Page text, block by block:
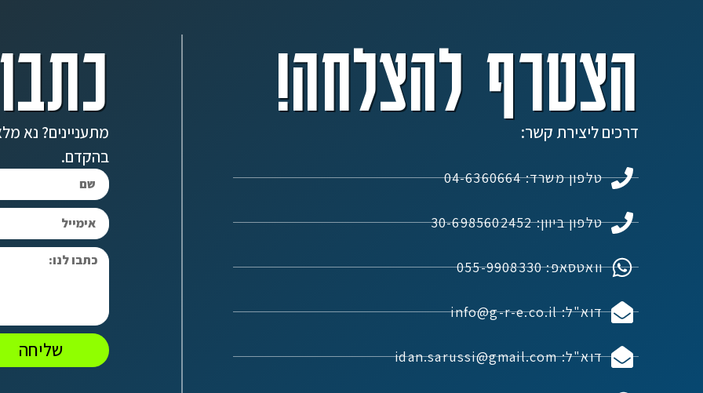
הצטרף להצלחה!
דרכים ליצירת קשר:
טלפון משרד: 04-6360664
טלפון ביוון: 30-6985602452
וואטסאפ: 055-9908330
דוא"ל: info@g-r-e.co.il
דוא"ל: idan.sarussi@gmail.com
מתעניינים? נא
בהקדם.
שליחה